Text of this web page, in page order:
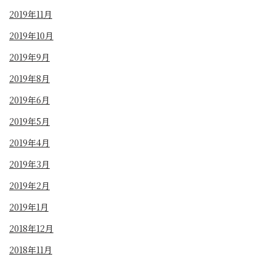
2019年11月
2019年10月
2019年9月
2019年8月
2019年6月
2019年5月
2019年4月
2019年3月
2019年2月
2019年1月
2018年12月
2018年11月